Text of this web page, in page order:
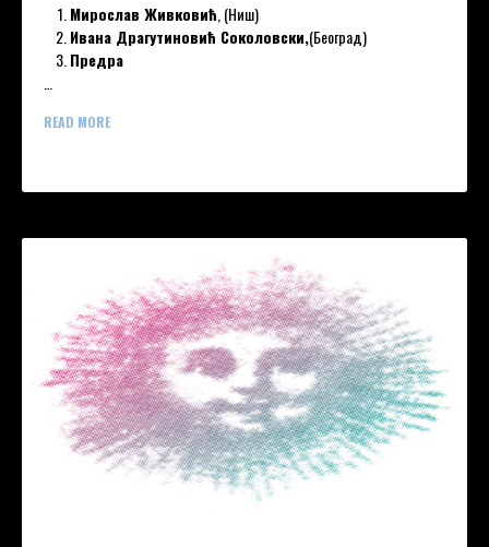
Мирослав Живковић , (Ниш)
Ивана Драгутиновић Соколовски,(Београд)
Предра
READ MORE